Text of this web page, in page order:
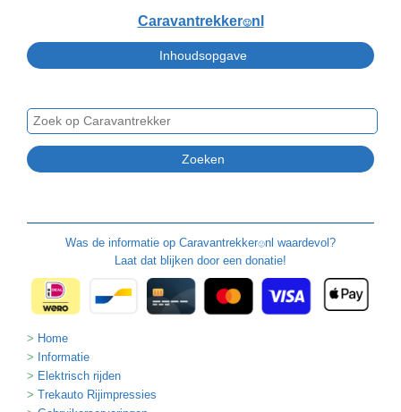
Caravantrekker🙂nl
Was de informatie op Caravantrekker🙂nl waardevol?
Laat dat blijken door een donatie!
Home
Informatie
Elektrisch rijden
Trekauto Rijimpressies